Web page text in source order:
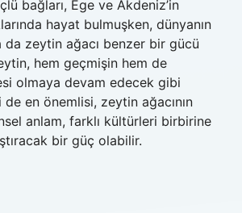
bağları, Ege ve Akdeniz’in
hayat bulmuşken, dünyanın
da zeytin ağacı benzer bir gücü
hem geçmişin hem de
olmaya devam edecek gibi
en önemlisi, zeytin ağacının
anlam, farklı kültürleri birbirine
bir güç olabilir.